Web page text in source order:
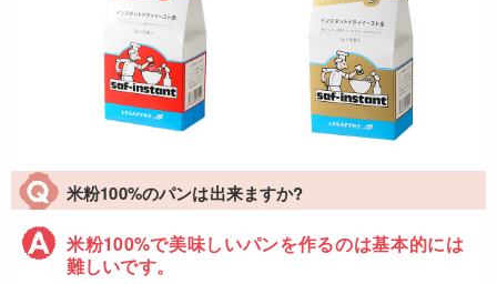
米粉100%のパンは出来ますか?
米粉100%で美味しいパンを作るのは基本的には
難しいです。